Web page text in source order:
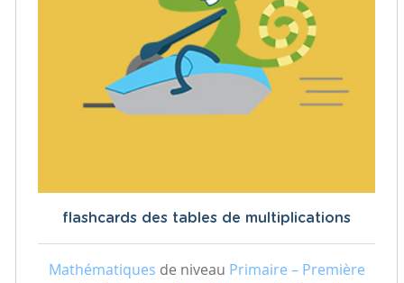
flashcards des tables de multiplications
Mathématiques de niveau Primaire – Première